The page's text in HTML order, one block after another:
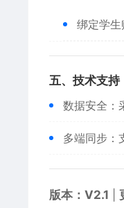
绑定学
​五、技术支持​
数据安全：
多端同步：
​版本：V2.1​